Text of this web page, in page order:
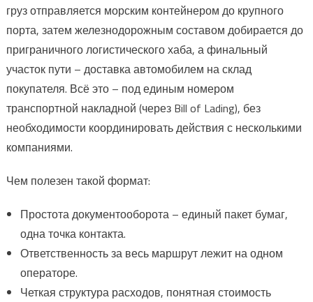
груз отправляется морским контейнером до крупного
порта, затем железнодорожным составом добирается до
приграничного логистического хаба, а финальный
участок пути – доставка автомобилем на склад
покупателя. Всё это – под единым номером
транспортной накладной (через Bill of Lading), без
необходимости координировать действия с несколькими
компаниями.
Чем полезен такой формат:
Простота документооборота – единый пакет бумаг,
одна точка контакта.
Ответственность за весь маршрут лежит на одном
операторе.
Четкая структура расходов, понятная стоимость